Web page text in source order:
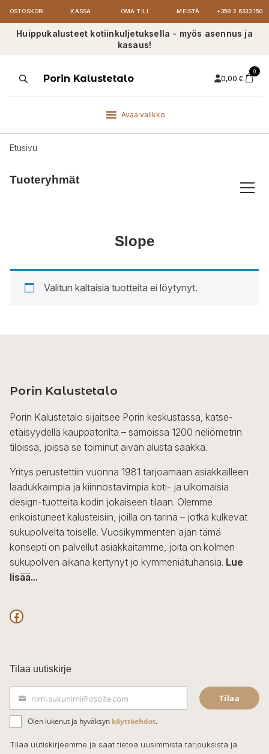
OSTOSKORI KASSA OMA TILI MEISTÄ +358 2 6333 150
Huippukalusteet kotiinkuljetuksella - myös asennus ja
kasaus!
ProductsPorin Kalustetalo 0,00 €
0
Avaa valikko
Etusivu
Tuoteryhmät
Slope
Valitun kaltaisia tuotteita ei löytynyt.
Porin Kalustetalo
Porin Kalustetalo sijaitsee Porin keskustassa, katse-
etäisyydellä kauppatorilta – samoissa 1200 neliömetrin
tiloissa, joissa se toiminut aivan alusta saakka.
Yritys perustettiin vuonna 1981 tarjoamaan asiakkailleen
laadukkaimpia ja kiinnostavimpia koti- ja ulkomaisia
design-tuotteita kodin jokaiseen tilaan. Olemme
erikoistuneet kalusteisiin, joilla on tarina – jotka kulkevat
sukupolvelta toiselle. Vuosikymmenten ajan tämä
konsepti on palvellut asiakkaitamme, joita on kolmen
sukupolven aikana kertynyt jo kymmeniätuhansia. Lue
lisää...
F
c
e
b
o
o
Tilaa uutiskirje
ä
h
k
nimi.sukunimi@osoite.com Tilaa
Olen lukenut ja hyväksyn käyttöehdot.
Tilaa uutiskirjeemme ja saat tietoa uusimmista tarjouksista ja